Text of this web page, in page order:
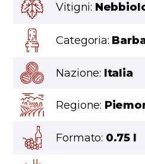
Vitigni:
Categoria:
Nazione: Italia
Regione:
Formato: 0.75 l